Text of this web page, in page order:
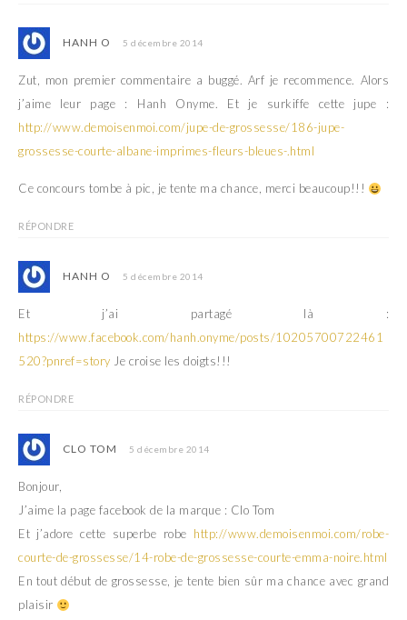
HANH O 5 décembre 2014
Zut, mon premier commentaire a buggé. Arf je recommence. Alors
j’aime leur page : Hanh Onyme. Et je surkiffe cette jupe :
http://www.demoisenmoi.com/jupe-de-grossesse/186-jupe-
grossesse-courte-albane-imprimes-fleurs-bleues-.html
Ce concours tombe à pic, je tente ma chance, merci beaucoup!!!
RÉPONDRE
HANH O 5 décembre 2014
Et j’ai partagé là :
https://www.facebook.com/hanh.onyme/posts/10205700722461
520?pnref=story Je croise les doigts!!!
RÉPONDRE
CLO TOM 5 décembre 2014
Bonjour,
J’aime la page facebook de la marque : Clo Tom
Et j’adore cette superbe robe http://www.demoisenmoi.com/robe-
courte-de-grossesse/14-robe-de-grossesse-courte-emma-noire.html
En tout début de grossesse, je tente bien sûr ma chance avec grand
plaisir